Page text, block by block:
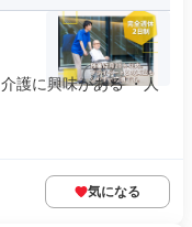
護に興味がある ・人
気になる